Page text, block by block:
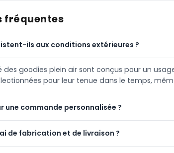
fréquentes
ils aux conditions extérieures ?
des goodies plein air sont conçus pour un
pour leur tenue dans le temps,
une commande personnalisée ?
de fabrication et de livraison ?